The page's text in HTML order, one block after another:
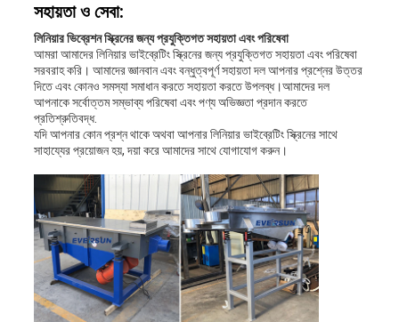
সহায়তা ও সেবা:
লিনিয়ার ভিব্রেশন স্ক্রিনের জন্য প্রযুক্তিগত সহায়তা এবং পরিষেবা
আমরা আমাদের লিনিয়ার ভাইব্রেটিং স্ক্রিনের জন্য প্রযুক্তিগত সহায়তা এবং পরিষেবা
সরবরাহ করি। আমাদের জ্ঞানবান এবং বন্ধুত্বপূর্ণ সহায়তা দল আপনার প্রশ্নের উত্তর
দিতে এবং কোনও সমস্যা সমাধান করতে সহায়তা করতে উপলব্ধ।আমাদের দল
আপনাকে সর্বোত্তম সম্ভাব্য পরিষেবা এবং পণ্য অভিজ্ঞতা প্রদান করতে
প্রতিশ্রুতিবদ্ধ.
যদি আপনার কোন প্রশ্ন থাকে অথবা আপনার লিনিয়ার ভাইব্রেটিং স্ক্রিনের সাথে
সাহায্যের প্রয়োজন হয়, দয়া করে আমাদের সাথে যোগাযোগ করুন।